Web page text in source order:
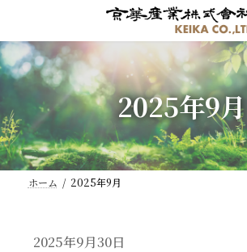
テ
ン
ツ
ス
キ
ッ
プ
ゲ
ー
シ
ン
に
移
動
2025年9月
ホーム 2025年9月
2025年9月30日